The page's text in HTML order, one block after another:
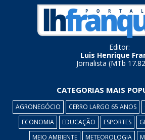
Editor:
Luis Henrique
Jornalista (MTb
CATEGORIAS MAIS
AGRONEGÓCIO CERRO LARGO 65 ANOS
ECONOMIA
EDUCAÇÃO ESPORTES
MEIO AMBIENTE
METEOROLOGIA